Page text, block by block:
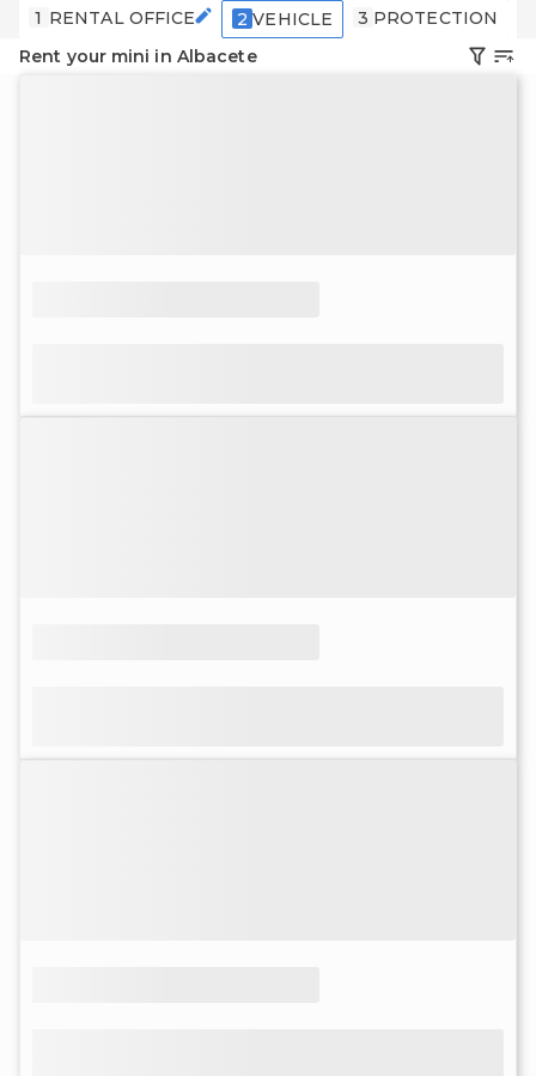
1 RENTAL OFFICE 2 VEHICLE 3 PROTECTION
Rent your mini in Albacete